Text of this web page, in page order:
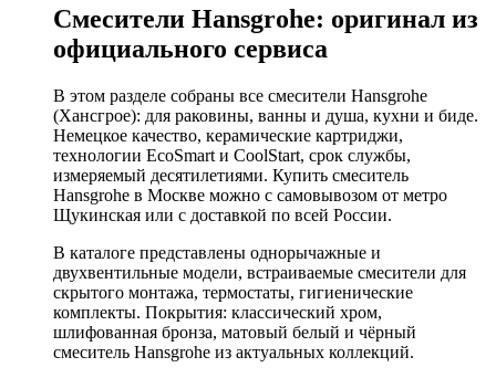
Смесители Hansgrohe: оригинал из
официального сервиса
В этом разделе собраны все смесители Hansgrohe
(Хансгрое): для раковины, ванны и душа, кухни и биде.
Немецкое качество, керамические картриджи,
технологии EcoSmart и CoolStart, срок службы,
измеряемый десятилетиями. Купить смеситель
Hansgrohe в Москве можно с самовывозом от метро
Щукинская или с доставкой по всей России.
В каталоге представлены однорычажные и
двухвентильные модели, встраиваемые смесители для
скрытого монтажа, термостаты, гигиенические
комплекты. Покрытия: классический хром,
шлифованная бронза, матовый белый и чёрный
смеситель Hansgrohe из актуальных коллекций.